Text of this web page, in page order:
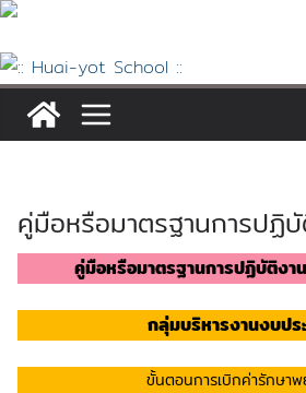
Skip
content
คู่มือหรือมาตรฐานการปฏิ
คู่มือหรือมาตรฐานการปฏิบัติงา
กลุ่มบริหารงานงบป
ขั้นตอนการเบิกค่ารักษาพ